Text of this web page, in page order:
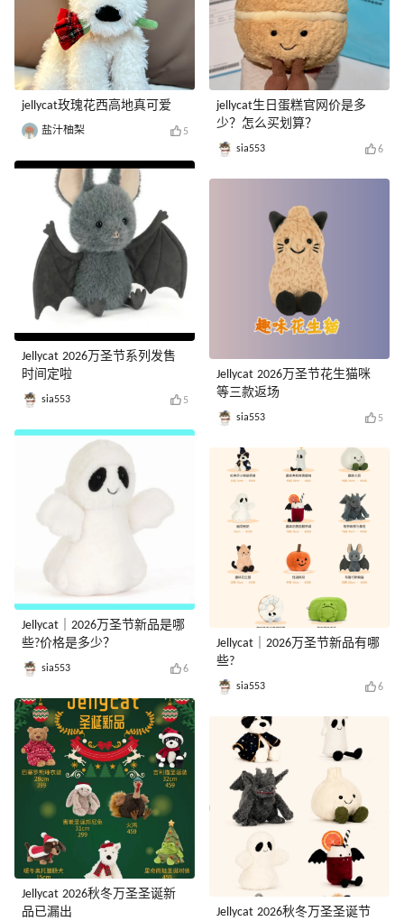
jellycat玫瑰花西高地真可爱
盐汁柚梨 5
Jellycat 2026万圣节系列发售
时间定啦
sia553 5
Jellycat｜2026万圣节新品是哪
些?价格是多少？
sia553 6
Jellycat 2026秋冬万圣圣诞新
品已漏出
jellycat生日蛋糕官网价是多
少？怎么买划算？
sia553 6
Jellycat 2026万圣节花生猫咪
等三款返场
sia553 5
Jellycat｜2026万圣节新品有哪
些?
sia553 6
Jellycat 2026秋冬万圣圣诞节